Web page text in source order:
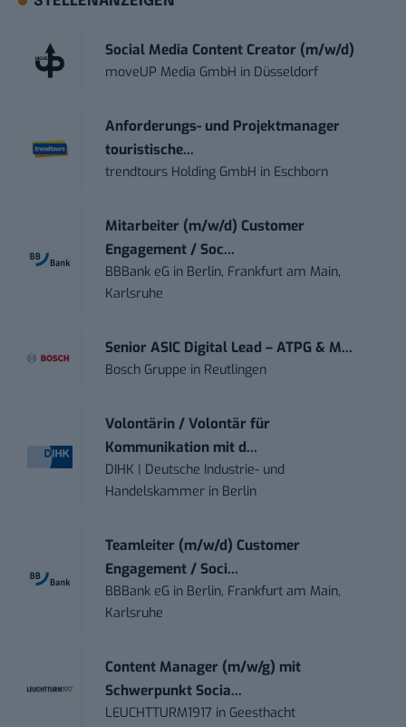
Social Media Content Creator (m/w/d)
moveUP Media GmbH in Düsseldorf
Anforderungs- und Projektmanager
touristische...
trendtours Holding GmbH in Eschborn
Mitarbeiter (m/w/d) Customer
Engagement / Soc...
BBBank eG in Berlin, Frankfurt am Main,
Karlsruhe
Senior ASIC Digital Lead – ATPG & M...
Bosch Gruppe in Reutlingen
Volontärin / Volontär für
Kommunikation mit d...
DIHK | Deutsche Industrie- und
Handelskammer in Berlin
Teamleiter (m/w/d) Customer
Engagement / Soci...
BBBank eG in Berlin, Frankfurt am Main,
Karlsruhe
Content Manager (m/w/g) mit
Schwerpunkt Socia...
LEUCHTTURM1917 in Geesthacht